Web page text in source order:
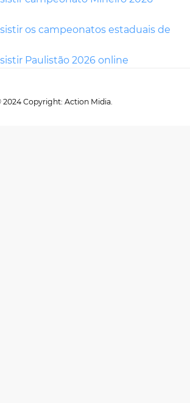
os campeonatos estaduais de
Paulistão 2026 online
2024 Copyright: Action Midia.